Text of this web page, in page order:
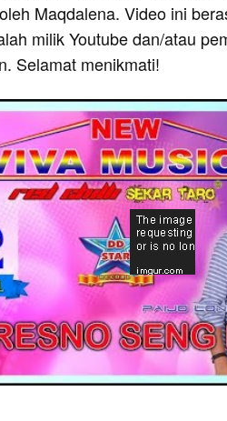
Maqdalena. Video ini
milik Youtube dan/atau
Selamat menikmati!